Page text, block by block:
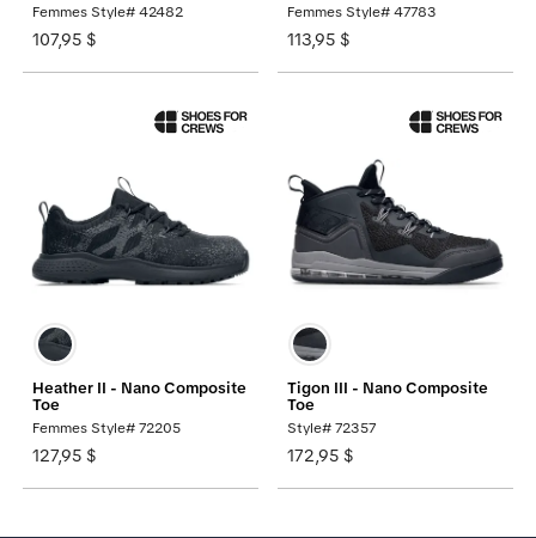
Femmes Style# 42482
107,95 $
Femmes Style# 47783
113,95 $
Heather II - Nano Composite
Toe
Femmes Style# 72205
127,95 $
Tigon III - Nano Composite
Toe
Style# 72357
172,95 $